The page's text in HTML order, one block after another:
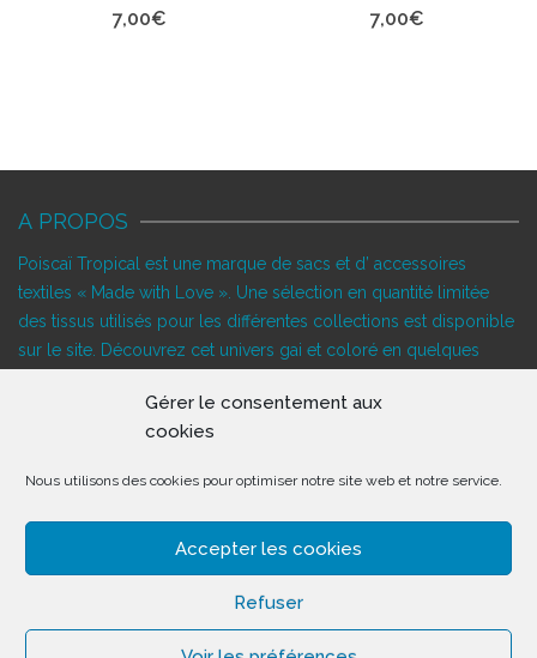
Gérer le consentement aux
cookies
Nous utilisons des cookies pour optimiser notre site web et notre service.
Accepter les cookies
Refuser
7,00€ 7,00€
A PROPOS
Poiscaï Tropical est une marque de sacs et d’ accessoires
textiles « Made with Love ». Une sélection en quantité limitée
des tissus utilisés pour les différentes collections est disponible
sur le site. Découvrez cet univers gai et coloré en quelques
SUIVEZ-NOUS!